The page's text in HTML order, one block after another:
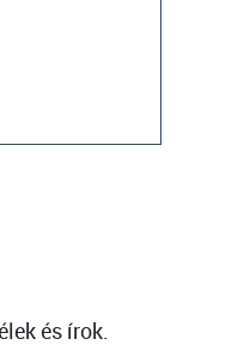
és írok.